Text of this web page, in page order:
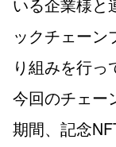
ックチェーン
り組みを行っ
今回のチェー
期間、記念